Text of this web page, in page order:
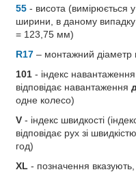
55 - висота (вимірюється у
ширини, в даному випадку
= 123,75 мм)
R17 – монтажний діаметр
101 - індекс навантаження
відповідає навантаження
одне колесо)
V - індекс швидкості
відповідає рух зі швидкістю
год)
XL - позначення